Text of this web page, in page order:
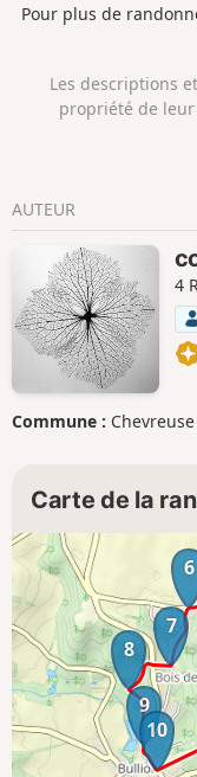
nombreux chevaux.
Pour plus de
Les descriptions
propriété de leur
AUTEUR
4
Commune :
Carte de la
6
7
8
9
10